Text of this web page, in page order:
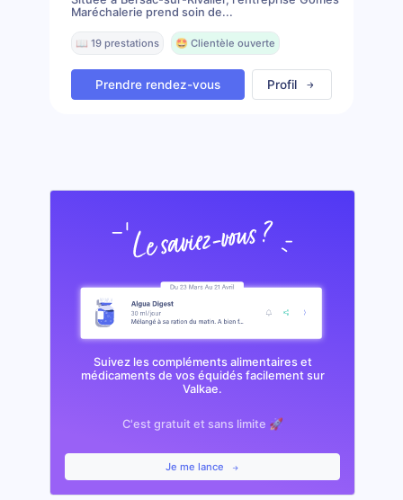
Maréchalerie prend soin de...
📖 19 prestations 🤩 Clientèle ouverte
Prendre rendez-vous Profil
Suivez les compléments alimentaires et
médicaments de vos équidés facilement sur
Valkae.
C'est gratuit et sans limite 🚀
Je me lance